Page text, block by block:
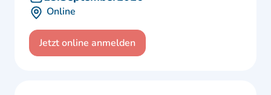
Online
Jetzt online anmelden